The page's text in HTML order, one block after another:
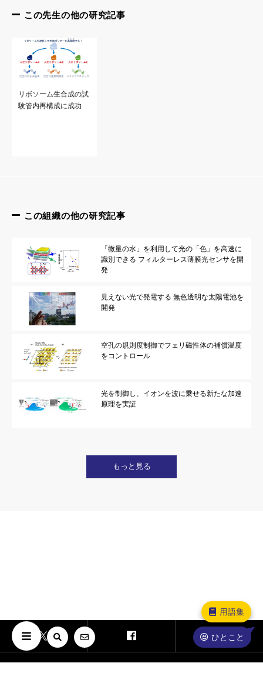
用語集
ひとこと
この先生の他の研究記事
リボソーム生合成の試
験管内再構成に成功
この組織の他の研究記事
「微量の水」を利用して光の「色」を高速に
識別できる フィルターレス薄膜光センサを開
発
見えない光で発電する 無色透明な太陽電池を
開発
空孔の規則度制御でフェリ磁性体の補償温度
をコントロール
光を制御し、イオンを波に乗せる新たな加速
原理を実証
もっと見る